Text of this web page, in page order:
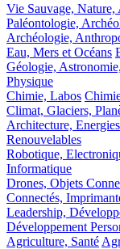
Vie Sauvage, Nature,
Paléontologie,
Archéologie,
Eau, Mers et Océans
Géologie,
Physique
Chimie, Labos
Climat, Glaciers,
Architecture,
Renouvelables
Robotique,
Informatique
Drones, Objets
Connectés,
Leadership,
Développement
Agriculture, Santé